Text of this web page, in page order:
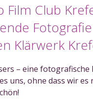
Film Club
Klärwerk
– eine
uns, ohne dass wir